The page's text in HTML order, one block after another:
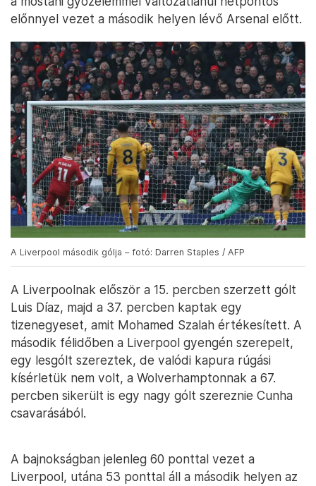
előnnyel vezet a második helyen lévő Arsenal előtt.
A Liverpool második gólja – fotó: Darren Staples / AFP
A Liverpoolnak először a 15. percben szerzett gólt
Luis Díaz, majd a 37. percben kaptak egy
tizenegyeset, amit Mohamed Szalah értékesített. A
második félidőben a Liverpool gyengén szerepelt,
egy lesgólt szereztek, de valódi kapura rúgási
kísérletük nem volt, a Wolverhamptonnak a 67.
percben sikerült is egy nagy gólt szereznie Cunha
csavarásából.
A bajnokságban jelenleg 60 ponttal vezet a
Liverpool, utána 53 ponttal áll a második helyen az